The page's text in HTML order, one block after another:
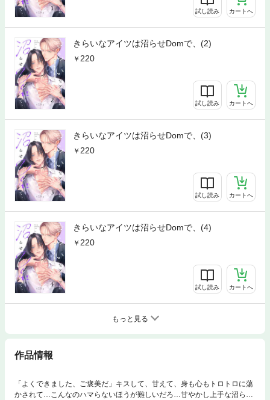
試し読み カートへ
きらいなアイツは沼らせDomで、(2)
220
試し読み カートへ
きらいなアイツは沼らせDomで、(3)
220
試し読み カートへ
きらいなアイツは沼らせDomで、(4)
220
試し読み カートへ
もっと見る
作品情報
「よくできました、ご褒美だ」キスして、甘えて、身も心もトロトロに蕩
かされて…こんなのハマらないほうが難しいだろ…甘やかし上手な沼らせ